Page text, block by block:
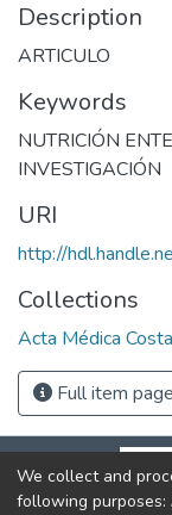
Description
ARTICULO
Keywords
NUTRICIÓN
INVESTIGACIÓN
URI
http://
Collections
Acta Médica
Full item page
We collect and
following purposes: